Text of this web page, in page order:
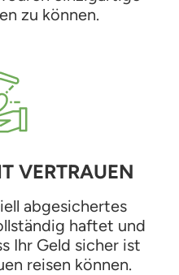
zu können.
VERTRAUEN
abgesichertes
haftet und
Ihr Geld sicher ist
reisen können.